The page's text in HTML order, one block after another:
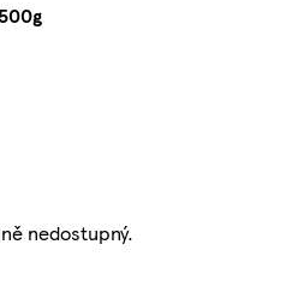
nedostupný.